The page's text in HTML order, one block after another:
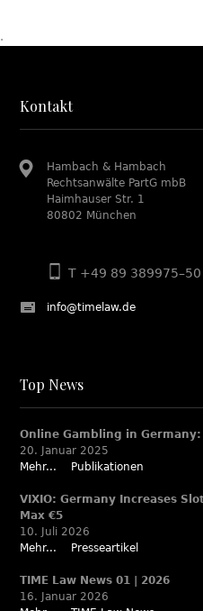
.
Kontakt
Hambach & Hambach
Rechtsanwälte PartG mbB
Haimhauser Str. 1
80802 München
T +49 89 389975–50
info@timelaw.de
Top News
Online Gambling in
20. Januar 2025
Mehr...
Publikationen
VIXIO: Germany Increases
Max €5
10. Juli 2026
Mehr...
Presseartikel
TIME Law News 01 | 2026
16. Januar 2026